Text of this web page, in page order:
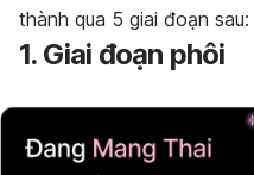
thành qua 5 giai đoạn sau:
1. Giai đoạn phôi